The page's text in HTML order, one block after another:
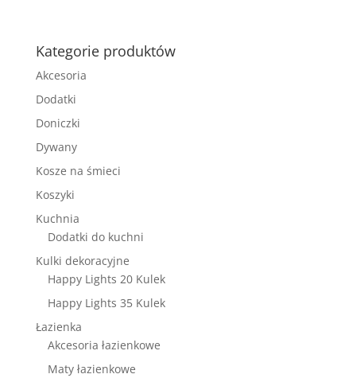
Kategorie produktów
Akcesoria
Dodatki
Doniczki
Dywany
Kosze na śmieci
Koszyki
Kuchnia
Dodatki do kuchni
Kulki dekoracyjne
Happy Lights 20 Kulek
Happy Lights 35 Kulek
Łazienka
Akcesoria łazienkowe
Maty łazienkowe